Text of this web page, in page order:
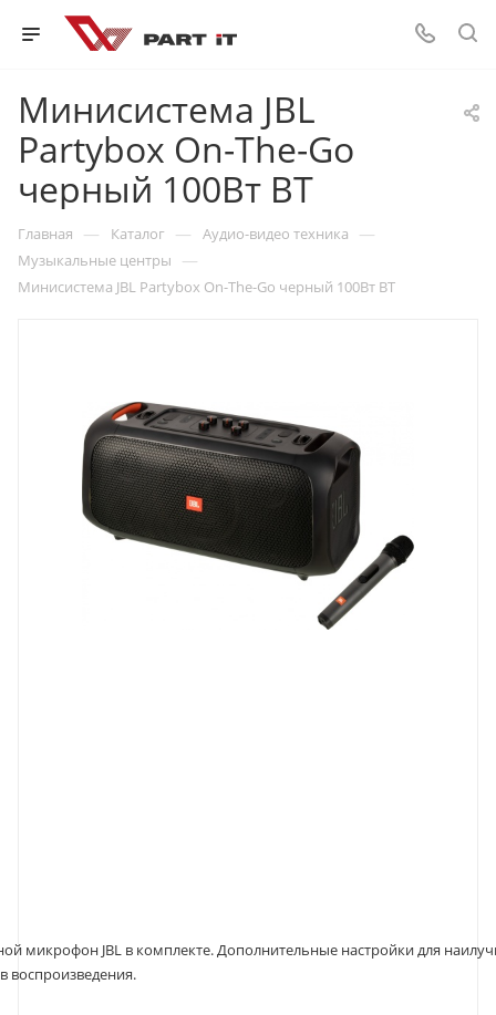
Минисистема JBL
Partybox On-The-Go
черный 100Вт BT
Главная — Каталог — Аудио-видео техника —
Музыкальные центры —
Минисистема JBL Partybox On-The-Go черный 100Вт BT
микрофон JBL в комплекте. Дополнительные настройки для
воспроизведения.